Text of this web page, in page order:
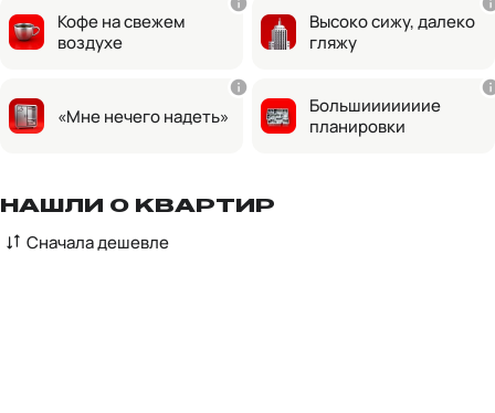
Кофе на свежем
воздухе
Высоко сижу, далеко
гляжу
«Мне нечего надеть»
Большииииииие
планировки
НАШЛИ 0 КВАРТИР
Сначала дешевле